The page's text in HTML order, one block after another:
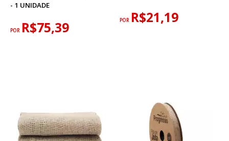
- 1 UNIDADE
POR R$75,39 POR R$21,19